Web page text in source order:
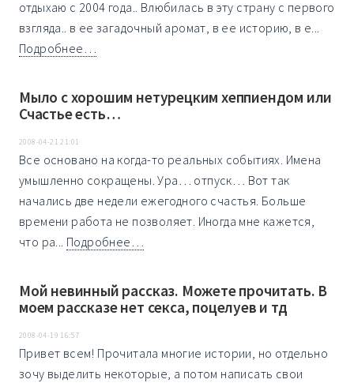
отдыхаю с 2004 года.. Влюбилась в эту страну с первого
взгляда.. в ее загадочный аромат, в ее историю, в е...
Подробнее…
Мыло с хорошим нетурецким хеппиендом или
Счастье есть…
2008-04-21 21:01
Все основано на когда-то реальных событиях. Имена
умышленно сокращены. Ура… отпуск… Вот так
начались две недели ежегодного счастья. Больше
времени работа не позволяет. Иногда мне кажется,
что ра... Подробнее…
Мой невинный рассказ. Можете прочитать. В
моем рассказе нет секса, поцелуев и тд
2008-04-19 16:57
Привет всем! Прочитала многие истории, но отдельно
зочу выделить некоторые, а потом написать свои